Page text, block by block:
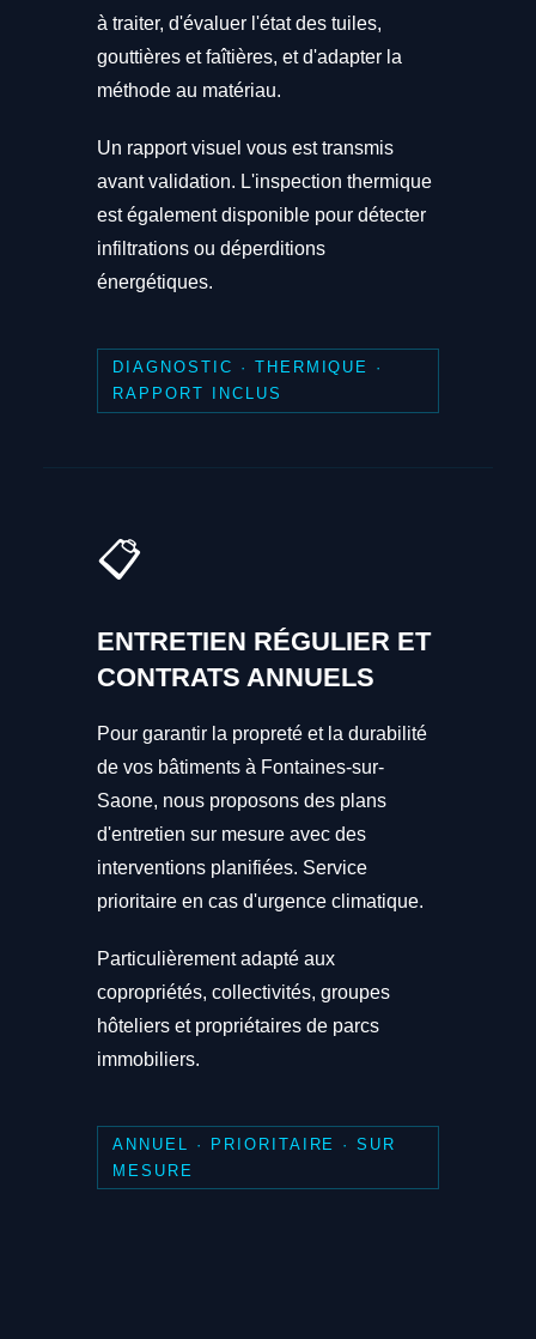
à traiter, d'évaluer l'état des tuiles,
gouttières et faîtières, et d'adapter la
méthode au matériau.
Un rapport visuel vous est transmis
avant validation. L'inspection thermique
est également disponible pour détecter
infiltrations ou déperditions
énergétiques.
DIAGNOSTIC · THERMIQUE ·
RAPPORT INCLUS
📋
ENTRETIEN RÉGULIER ET
CONTRATS ANNUELS
Pour garantir la propreté et la durabilité
de vos bâtiments à Fontaines-sur-
Saone, nous proposons des plans
d'entretien sur mesure avec des
interventions planifiées. Service
prioritaire en cas d'urgence climatique.
Particulièrement adapté aux
copropriétés, collectivités, groupes
hôteliers et propriétaires de parcs
immobiliers.
ANNUEL · PRIORITAIRE · SUR
MESURE